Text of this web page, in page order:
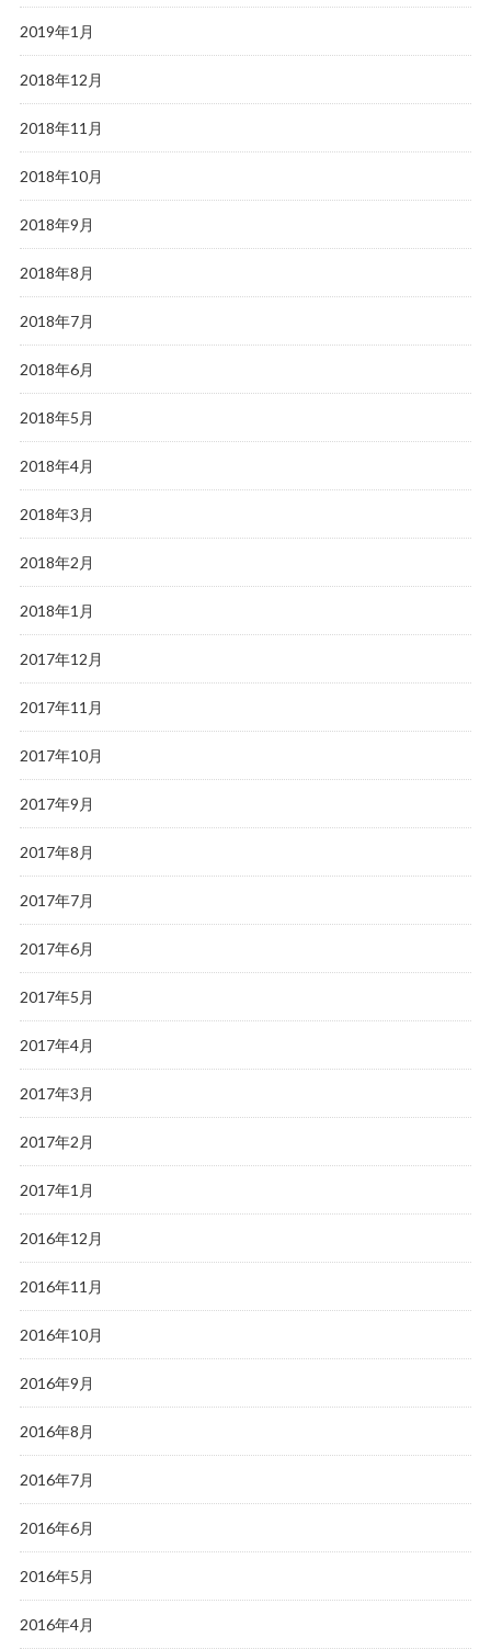
2019年1月
2018年12月
2018年11月
2018年10月
2018年9月
2018年8月
2018年7月
2018年6月
2018年5月
2018年4月
2018年3月
2018年2月
2018年1月
2017年12月
2017年11月
2017年10月
2017年9月
2017年8月
2017年7月
2017年6月
2017年5月
2017年4月
2017年3月
2017年2月
2017年1月
2016年12月
2016年11月
2016年10月
2016年9月
2016年8月
2016年7月
2016年6月
2016年5月
2016年4月